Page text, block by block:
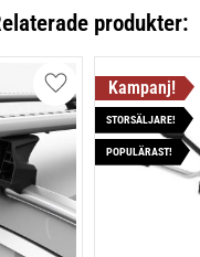
produkter:
Lägg till i favoriter
STORSÄLJARE!
POPULÄRAST!